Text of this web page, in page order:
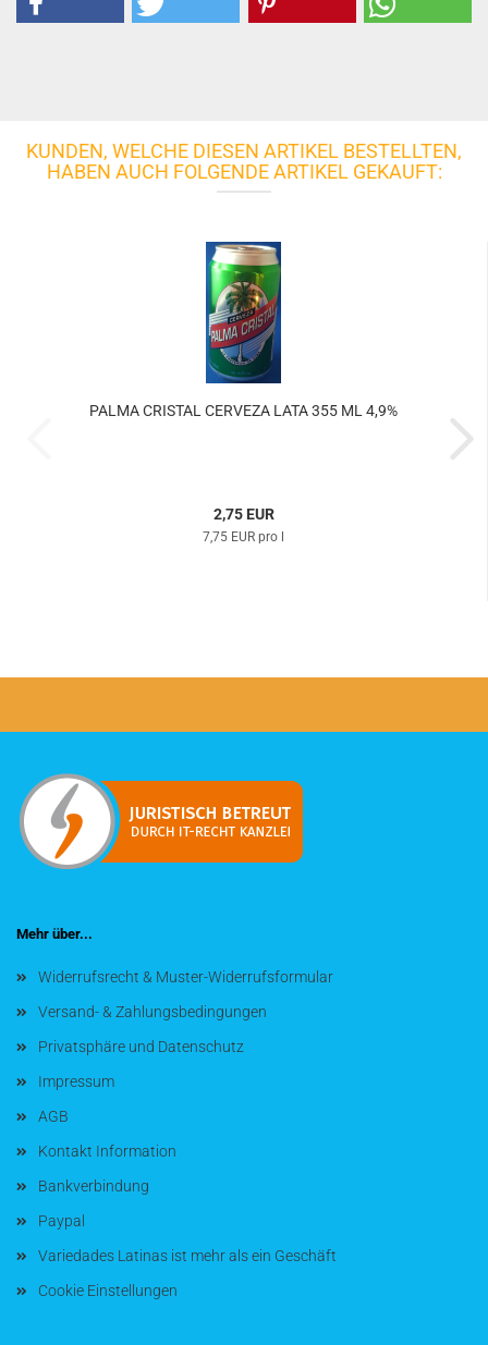
KUNDEN, WELCHE DIESEN ARTIKEL BESTELLTEN,
HABEN AUCH FOLGENDE ARTIKEL GEKAUFT:
PALMA CRIS­TAL CER­VEZA LATA 355 ML 4,9%
2,75 EUR
7,75 EUR pro l
Mehr über...
Widerrufsrecht & Muster-Widerrufsformular
Versand- & Zahlungsbedingungen
Privatsphäre und Datenschutz
Impressum
AGB
Kontakt Information
Bankverbindung
Paypal
Variedades Latinas ist mehr als ein Geschäft
Cookie Einstellungen